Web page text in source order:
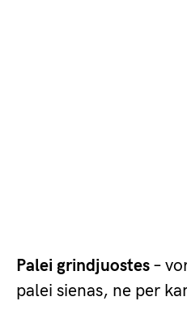
Palei grindjuostes –
palei sienas, ne per